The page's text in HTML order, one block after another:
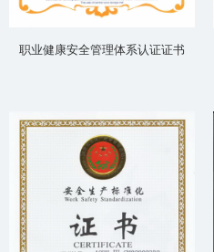
职业健康安全管理体系认证证书